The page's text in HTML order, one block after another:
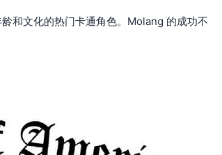
和文化的热门卡通角色。Molang 的成功不